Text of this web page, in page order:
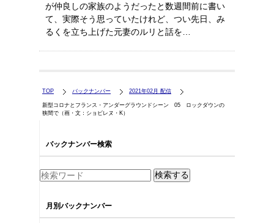
が仲良しの家族のようだったと数週間前に書い
て、実際そう思っていたけれど、つい先日、み
るくを立ち上げた元妻のルリと話を…
TOP バックナンバー 2021年02月 配信
新型コロナとフランス・アンダーグラウンドシーン 05 ロックダウンの
狭間で（画・文：ショビレヌ・K）
バックナンバー検索
月別バックナンバー